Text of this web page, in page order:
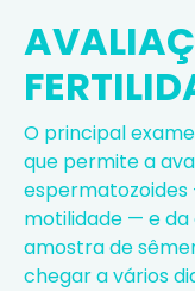
O principal
que permite a
motilidade — e
amostra de
chegar a vários